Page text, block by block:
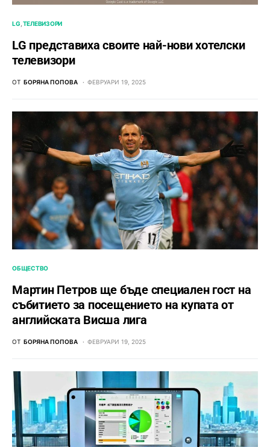
LG ТЕЛЕВИЗОРИ
LG представиха своите най-нови хотелски
телевизори
ОТ БОРЯНА ПОПОВА ФЕВРУАРИ 19, 2025
ОБЩЕСТВО
Мартин Петров ще бъде специален гост на
събитието за посещението на купата от
aнглийската Висша лига
ОТ БОРЯНА ПОПОВА ФЕВРУАРИ 19, 2025